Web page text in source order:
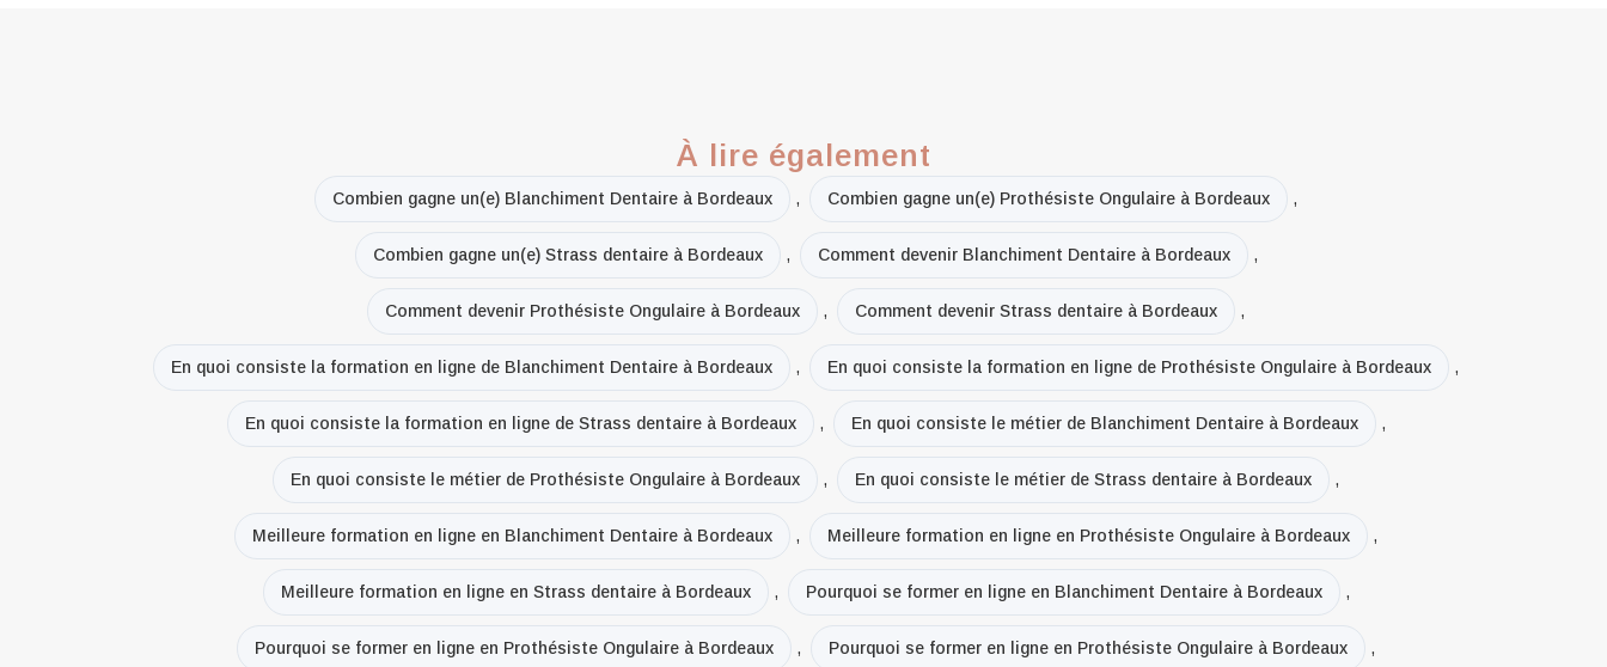
À lire également
Combien gagne un(e) Blanchiment Dentaire à Bordeaux , Combien gagne un(e) Prothésiste Ongulaire à Bordeaux ,
Combien gagne un(e) Strass dentaire à Bordeaux , Comment devenir Blanchiment Dentaire à Bordeaux ,
Comment devenir Prothésiste Ongulaire à Bordeaux , Comment devenir Strass dentaire à Bordeaux ,
En quoi consiste la formation en ligne de Blanchiment Dentaire à Bordeaux , En quoi consiste la formation en ligne de Prothésiste Ongulaire à Bordeaux ,
En quoi consiste la formation en ligne de Strass dentaire à Bordeaux , En quoi consiste le métier de Blanchiment Dentaire à Bordeaux ,
En quoi consiste le métier de Prothésiste Ongulaire à Bordeaux , En quoi consiste le métier de Strass dentaire à Bordeaux ,
Meilleure formation en ligne en Blanchiment Dentaire à Bordeaux , Meilleure formation en ligne en Prothésiste Ongulaire à Bordeaux ,
Meilleure formation en ligne en Strass dentaire à Bordeaux , Pourquoi se former en ligne en Blanchiment Dentaire à Bordeaux ,
Pourquoi se former en ligne en Prothésiste Ongulaire à Bordeaux , Pourquoi se former en ligne en Prothésiste Ongulaire à Bordeaux ,